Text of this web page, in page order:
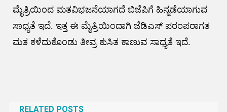
ಮೈತ್ರಿಯಿಂದ ಮತವಿಭಜನೆಯಾಗದೆ ಬಿಜೆಪಿಗೆ ಹಿನ್ನಡೆಯಾಗುವ
ಸಾಧ್ಯತೆ ಇದೆ. ಇತ್ತ ಈ ಮೈತ್ರಿಯಿಂದಾಗಿ ಜೆಡಿಎಸ್ ಪರಂಪರಾಗತ
ಮತ ಕಳೆದುಕೊಂಡು ತೀವ್ರ ಕುಸಿತ ಕಾಣುವ ಸಾಧ್ಯತೆ ಇದೆ.
RELATED POSTS